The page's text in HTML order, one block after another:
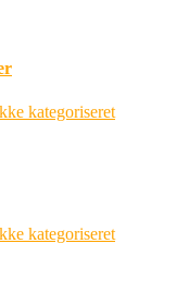
kategoriseret
kategoriseret